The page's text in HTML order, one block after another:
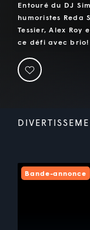
Entouré du DJ
humoristes Reda
Tessier, Alex Roy
ce défi avec brio!
Bande-annonce